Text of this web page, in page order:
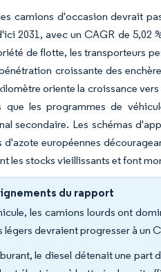
camions d'occasion devrait
2031, avec un CAGR de 5,02
de flotte, les transporteurs
croissante des
oriente la croissance
que les programmes de
secondaire. Les schémas
européennes
les stocks vieillissants et font
du rapport
les camions lourds ont
légers devraient progresser à un
le diesel détenait une part